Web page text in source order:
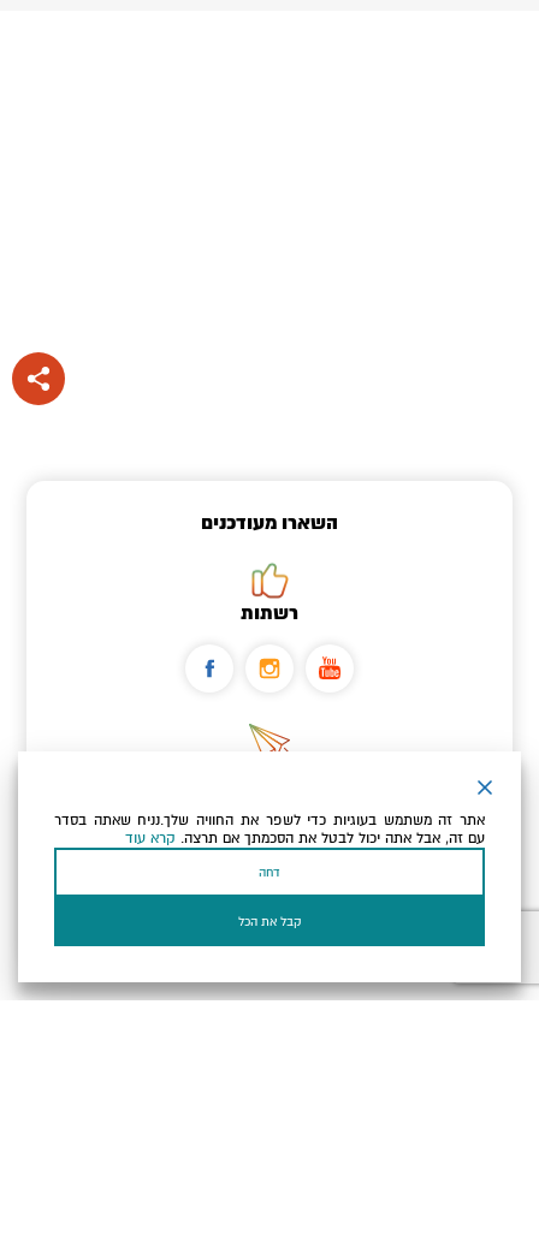
השארו מעודכנים
רשתות
כתובת הדוא"ל שלך
אני מאשר/ת שקראתי ומסכים/הלמדיניות הפרטיות ולמדיניות
אתר זה משתמש בעוגיות כדי לשפר את החוויה שלך.נניח שאתה בסדר
עם זה, אבל אתה יכול לבטל את הסכמתך אם תרצה. קרא עוד
דחה
קבל את הכל